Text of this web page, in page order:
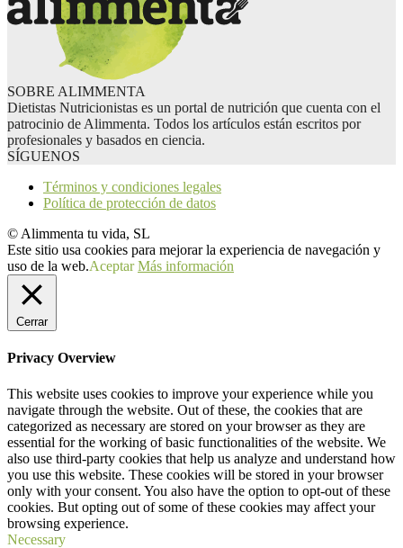
SOBRE ALIMMENTA
Dietistas Nutricionistas es un portal de nutrición que cuenta con el
patrocinio de Alimmenta. Todos los artículos están escritos por
profesionales y basados en ciencia.
SÍGUENOS
Términos y condiciones legales
Política de protección de datos
© Alimmenta tu vida, SL
Este sitio usa cookies para mejorar la experiencia de navegación y
uso de la web.Aceptar Más información
Cerrar
Privacy Overview
This website uses cookies to improve your experience while you
navigate through the website. Out of these, the cookies that are
categorized as necessary are stored on your browser as they are
essential for the working of basic functionalities of the website. We
also use third-party cookies that help us analyze and understand how
you use this website. These cookies will be stored in your browser
only with your consent. You also have the option to opt-out of these
cookies. But opting out of some of these cookies may affect your
browsing experience.
Necessary